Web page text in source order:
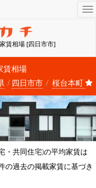
賃相場 [四日市市]
賃相場
四日市市 桜台本町
・共同住宅)の平均家賃は
の過去の掲載家賃に基づき